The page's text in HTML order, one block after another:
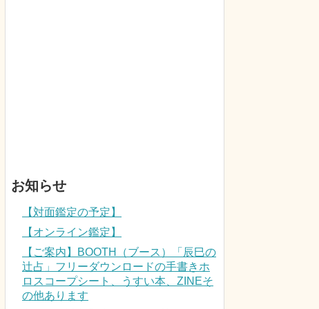
お知らせ
【対面鑑定の予定】
【オンライン鑑定】
【ご案内】BOOTH（ブース）「辰巳の
辻占」フリーダウンロードの手書きホ
ロスコープシート、うすい本、ZINEそ
の他あります